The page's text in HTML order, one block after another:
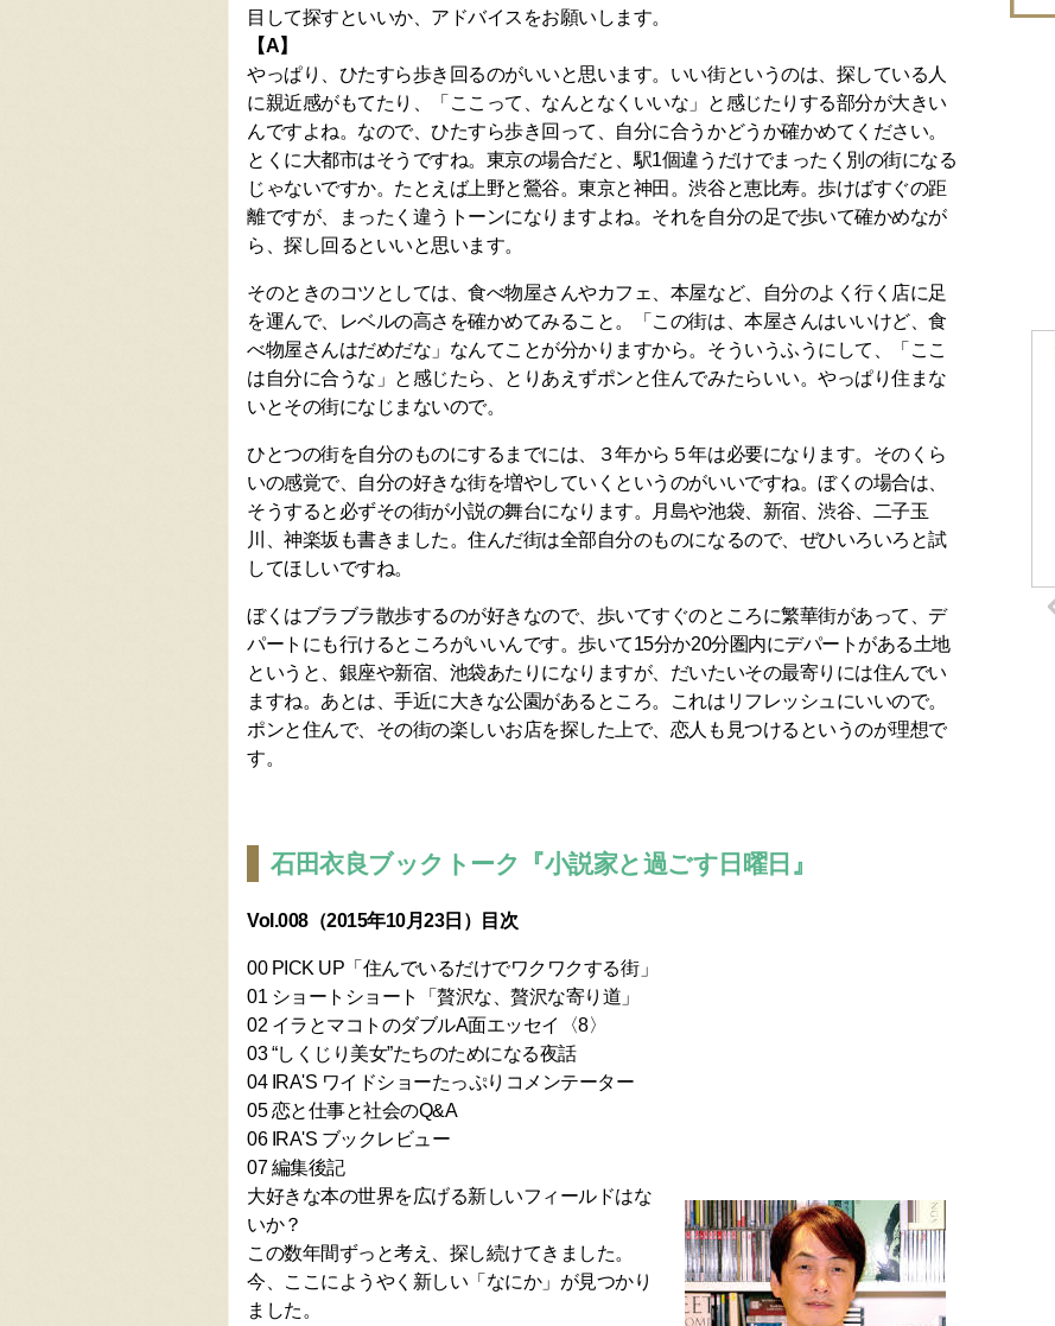
目して探すといいか、アドバイスをお願いします。
【A】
やっぱり、ひたすら歩き回るのがいいと思います。いい街というのは、探している人
に親近感がもてたり、「ここって、なんとなくいいな」と感じたりする部分が大きい
んですよね。なので、ひたすら歩き回って、自分に合うかどうか確かめてください。
とくに大都市はそうですね。東京の場合だと、駅1個違うだけでまったく別の街になる
じゃないですか。たとえば上野と鶯谷。東京と神田。渋谷と恵比寿。歩けばすぐの距
離ですが、まったく違うトーンになりますよね。それを自分の足で歩いて確かめなが
ら、探し回るといいと思います。
そのときのコツとしては、食べ物屋さんやカフェ、本屋など、自分のよく行く店に足
を運んで、レベルの高さを確かめてみること。「この街は、本屋さんはいいけど、食
べ物屋さんはだめだな」なんてことが分かりますから。そういうふうにして、「ここ
は自分に合うな」と感じたら、とりあえずポンと住んでみたらいい。やっぱり住まな
いとその街になじまないので。
ひとつの街を自分のものにするまでには、３年から５年は必要になります。そのくら
いの感覚で、自分の好きな街を増やしていくというのがいいですね。ぼくの場合は、
そうすると必ずその街が小説の舞台になります。月島や池袋、新宿、渋谷、二子玉
川、神楽坂も書きました。住んだ街は全部自分のものになるので、ぜひいろいろと試
してほしいですね。
ぼくはブラブラ散歩するのが好きなので、歩いてすぐのところに繁華街があって、デ
パートにも行けるところがいいんです。歩いて15分か20分圏内にデパートがある土地
というと、銀座や新宿、池袋あたりになりますが、だいたいその最寄りには住んでい
ますね。あとは、手近に大きな公園があるところ。これはリフレッシュにいいので。
ポンと住んで、その街の楽しいお店を探した上で、恋人も見つけるというのが理想で
す。
石田衣良ブックトーク『小説家と過ごす日曜日』
Vol.008（2015年10月23日）目次
00 PICK UP「住んでいるだけでワクワクする街」
01 ショートショート「贅沢な、贅沢な寄り道」
02 イラとマコトのダブルA面エッセイ〈8〉
03 “しくじり美女”たちのためになる夜話
04 IRA'S ワイドショーたっぷりコメンテーター
05 恋と仕事と社会のQ&A
06 IRA'S ブックレビュー
07 編集後記
大好きな本の世界を広げる新しいフィールドはな
いか？
この数年間ずっと考え、探し続けてきました。
今、ここにようやく新しい「なにか」が見つかり
ました。